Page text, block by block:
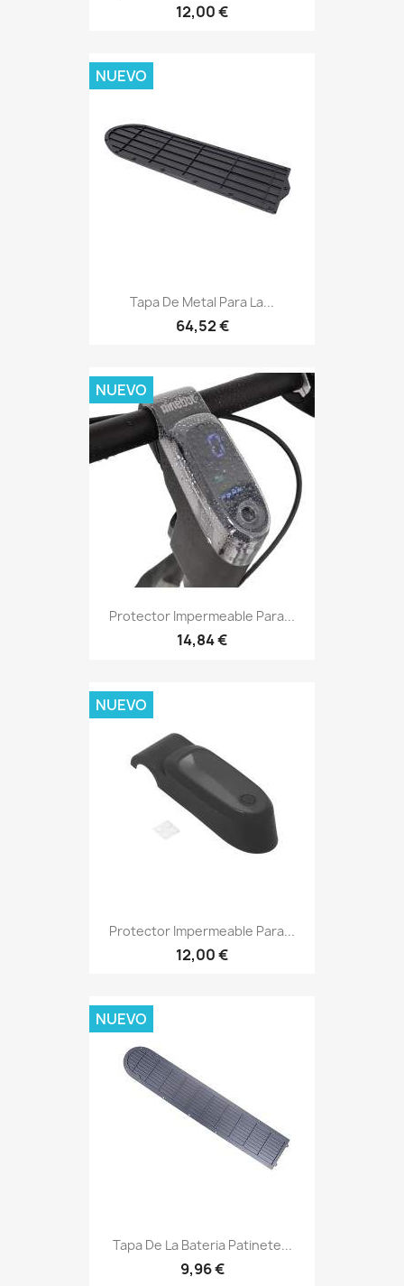
12,00 €
Tapa De Metal Para La...
64,52 €
NUEVO
Protector Impermeable Para...
14,84 €
NUEVO
Protector Impermeable Para...
12,00 €
NUEVO
Tapa De La Bateria Patinete...
9,96 €
NUEVO